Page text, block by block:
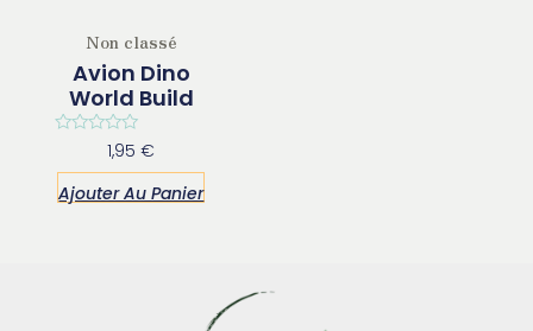
Non classé
Avion Dino
World Build
sur
5
1,95€
Ajouter Au Panier